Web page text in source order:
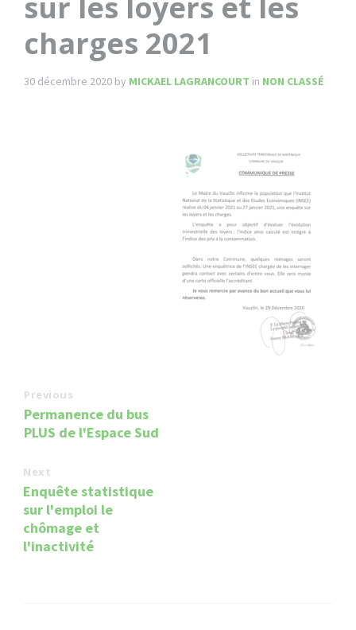
charges 2021
30 décembre 2020 by MICKAEL LAGRANCOURT in NON CLASSÉ
Previous
Permanence du bus
PLUS de l'Espace Sud
Next
Enquête statistique
sur l'emploi le
chômage et
l'inactivité